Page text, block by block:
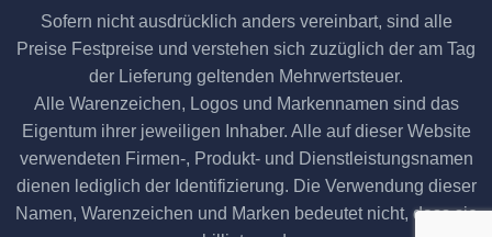
Sofern nicht ausdrücklich anders vereinbart, sind alle
Preise Festpreise und verstehen sich zuzüglich der am Tag
der Lieferung geltenden Mehrwertsteuer.
Alle Warenzeichen, Logos und Markennamen sind das
Eigentum ihrer jeweiligen Inhaber. Alle auf dieser Website
verwendeten Firmen-, Produkt- und Dienstleistungsnamen
dienen lediglich der Identifizierung. Die Verwendung dieser
Namen, Warenzeichen und Marken bedeutet nicht, dass sie